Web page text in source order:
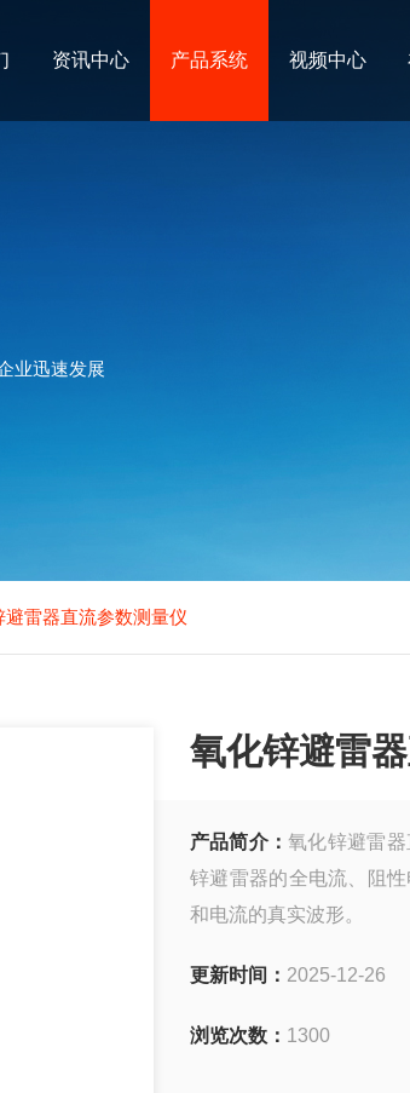
资讯中心 产品系统 视频中心
业迅速发展
避雷器直流参数测量仪
氧化锌避雷
产品简介： 氧化锌避雷
锌避雷器的全电流、阻
和电流的真实波形。
更新时间： 2025-12-26
浏览次数： 1300